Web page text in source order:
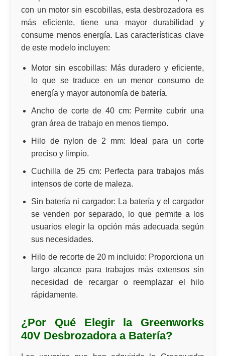
con un motor sin escobillas, esta desbrozadora es
más eficiente, tiene una mayor durabilidad y
consume menos energía. Las características clave
de este modelo incluyen:
Motor sin escobillas: Más duradero y eficiente,
lo que se traduce en un menor consumo de
energía y mayor autonomía de batería.
Ancho de corte de 40 cm: Permite cubrir una
gran área de trabajo en menos tiempo.
Hilo de nylon de 2 mm: Ideal para un corte
preciso y limpio.
Cuchilla de 25 cm: Perfecta para trabajos más
intensos de corte de maleza.
Sin batería ni cargador: La batería y el cargador
se venden por separado, lo que permite a los
usuarios elegir la opción más adecuada según
sus necesidades.
Hilo de recorte de 20 m incluido: Proporciona un
largo alcance para trabajos más extensos sin
necesidad de recargar o reemplazar el hilo
rápidamente.
¿Por Qué Elegir la Greenworks
40V Desbrozadora a Batería?